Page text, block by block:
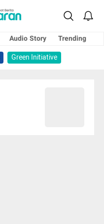
Audio Story
Trending
Green Initiative